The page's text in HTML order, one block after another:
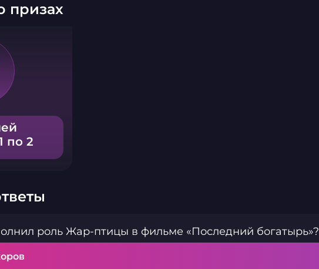
призах
по 2
роль Жар-птицы в фильме «Последний богатырь»?